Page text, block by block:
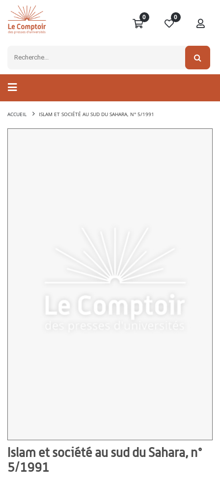
0 0
ACCUEIL ISLAM ET SOCIÉTÉ AU SUD DU SAHARA, N° 5/1991
Islam et société au sud du Sahara, n°
5/1991